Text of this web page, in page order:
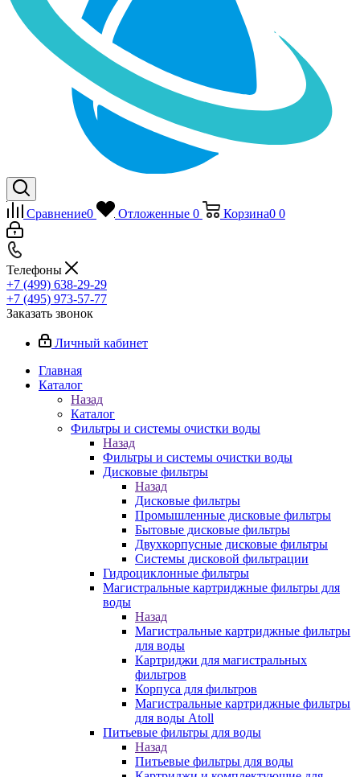
Сравнение0 Отложенные 0 Корзина0 0
Телефоны
+7 (499) 638-29-29
+7 (495) 973-57-77
Заказать звонок
Личный кабинет
Главная
Каталог
Назад
Каталог
Фильтры и системы очистки воды
Назад
Фильтры и системы очистки воды
Дисковые фильтры
Назад
Дисковые фильтры
Промышленные дисковые фильтры
Бытовые дисковые фильтры
Двухкорпусные дисковые фильтры
Системы дисковой фильтрации
Гидроциклонные фильтры
Магистральные картриджные фильтры для
воды
Назад
Магистральные картриджные фильтры
для воды
Картриджи для магистральных
фильтров
Корпуса для фильтров
Магистральные картриджные фильтры
для воды Atoll
Питьевые фильтры для воды
Назад
Питьевые фильтры для воды